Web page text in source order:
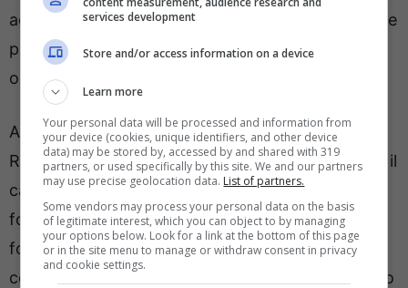
accanto ad Hien e al giovanissimo Ahanor, sempre
più punto fermo nello scacchiere tattico del club
orobico.
A centrocampo invece confermata la coppia De
Roon ed Ederson con una possibile panchina per il
capitano Mario Pasalic. Ancora dubbi di
formazione ma la Dea punta a schierare una
formazione più offensiva mentre sulle fasce
conferme per Zappacosta, il più pericoloso contro
services development
Store and/or access information on a device
Learn more
Your personal data will be processed and information from
your device (cookies, unique identifiers, and other device
data) may be stored by, accessed by and shared with 319
partners, or used specifically by this site. We and our partners
may use precise geolocation data. List of partners.
Some vendors may process your personal data on the basis
of legitimate interest, which you can object to by managing
your options below. Look for a link at the bottom of this page
or in the site menu to manage or withdraw consent in privacy
and cookie settings.